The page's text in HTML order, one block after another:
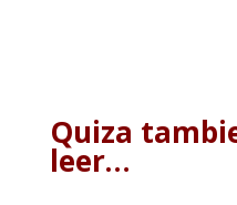
Quiza
leer…